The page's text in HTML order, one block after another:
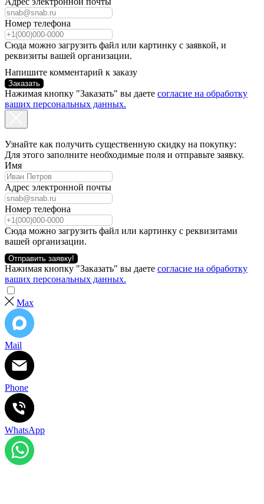
Номер телефона
Сюда можно загрузить файл или картинку с заявкой, и
реквизиты вашей организации.
Напишите комментарий к заказу
Заказать
Нажимая кнопку "Заказать" вы даете согласие на обработку
ваших персональных данных.
Узнайте как получить существенную скидку на покупку:
Для этого заполните необходимые поля и отправьте заявку.
Имя
Адрес электронной почты
Номер телефона
Сюда можно загрузить файл или картинку с реквизитами
вашей организации.
Отправить заявку!
Нажимая кнопку "Заказать" вы даете согласие на обработку
ваших персональных данных.
Max
Mail
Phone
WhatsApp